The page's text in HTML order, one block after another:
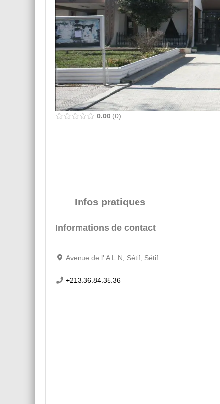
0.00 0
Infos pratiques
Informations de contact
Avenue de l' A.L.N, Sétif, Sétif
+213.36.84.35.36